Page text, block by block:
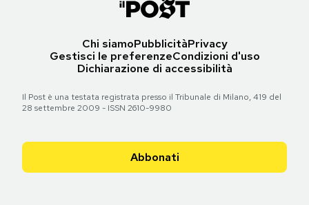
Chi siamoPubblicitàPrivacy
Gestisci le preferenzeCondizioni d'uso
Dichiarazione di accessibilità
Il Post è una testata registrata presso il Tribunale di Milano, 419 del
28 settembre 2009 - ISSN 2610-9980
Abbonati